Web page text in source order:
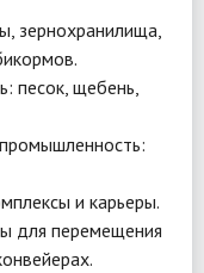
зернохранилища,
песок, щебень,
и карьеры.
для перемещения